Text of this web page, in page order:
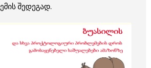
შედეგად.